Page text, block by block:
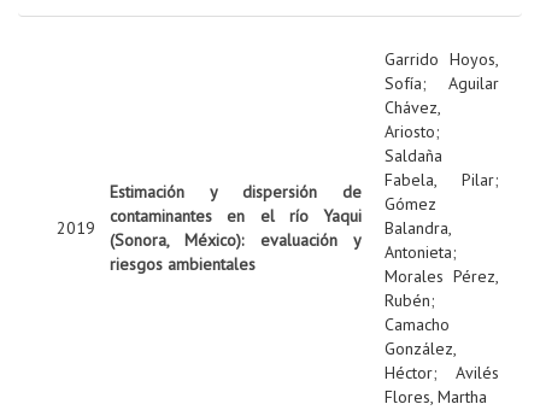
2019
Estimación y dispersión de
contaminantes en el río Yaqui
(Sonora, México): evaluación y
riesgos ambientales
Garrido Hoyos,
Sofía; Aguilar
Chávez,
Ariosto;
Saldaña
Fabela, Pilar;
Gómez
Balandra,
Antonieta;
Morales Pérez,
Rubén;
Camacho
González,
Héctor; Avilés
Flores, Martha